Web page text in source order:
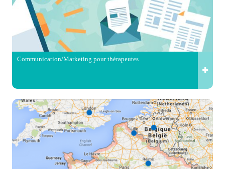
Communication/Marketing pour thérapeutes